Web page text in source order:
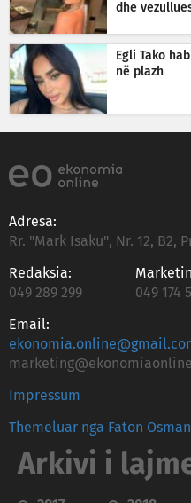
dhe
Egli Tako
në plazh
Adresa:
Rr. "Mark Isaku", Nr. 12, B2,
Redaksia:
049 289 299
049 174
Email:
Impressum
Themeluar nga Faton
Arkivi i